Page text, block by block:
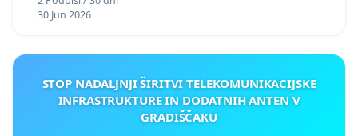
30 Jun 2026
STOP NADALJNJI ŠIRITVI TELEKOMUNIKACIJSKE
INFRASTRUKTURE IN DODATNIH ANTEN V
GRADIŠČAKU